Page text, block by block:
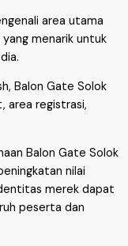
area utama
menarik untuk
Balon Gate Solok
area registrasi,
Balon Gate Solok
nilai
merek dapat
peserta dan